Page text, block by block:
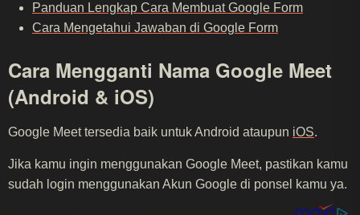
Panduan Lengkap Cara Membuat Google Form
Cara Mengetahui Jawaban di Google Form
Cara Mengganti Nama Google Meet
(Android & iOS)
Google Meet tersedia baik untuk Android ataupun iOS.
Jika kamu ingin menggunakan Google Meet, pastikan kamu
sudah login menggunakan Akun Google di ponsel kamu ya.